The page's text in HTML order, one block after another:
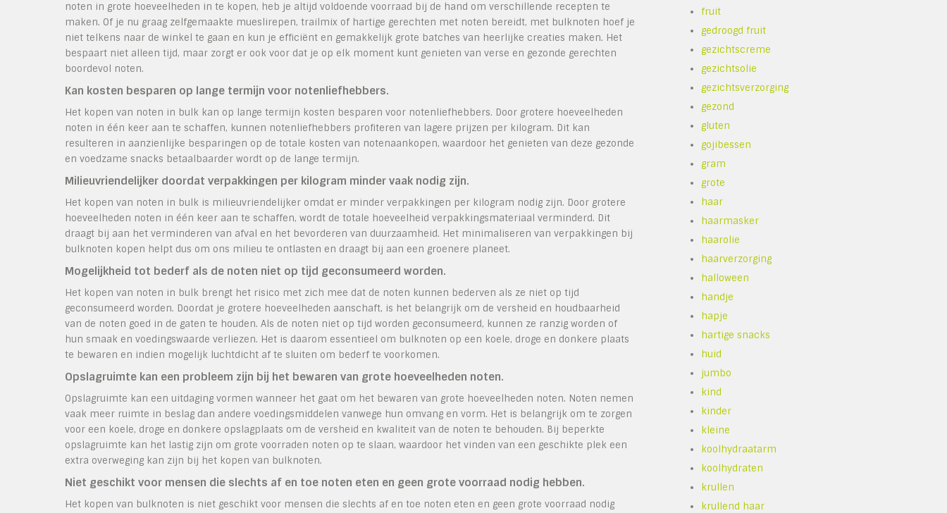
noten in grote hoeveelheden in te kopen, heb je altijd voldoende voorraad bij de hand om verschillende recepten te
maken. Of je nu graag zelfgemaakte mueslirepen, trailmix of hartige gerechten met noten bereidt, met bulknoten hoef je
niet telkens naar de winkel te gaan en kun je efficiënt en gemakkelijk grote batches van heerlijke creaties maken. Het
bespaart niet alleen tijd, maar zorgt er ook voor dat je op elk moment kunt genieten van verse en gezonde gerechten
boordevol noten.
Kan kosten besparen op lange termijn voor notenliefhebbers.
Het kopen van noten in bulk kan op lange termijn kosten besparen voor notenliefhebbers. Door grotere hoeveelheden
noten in één keer aan te schaffen, kunnen notenliefhebbers profiteren van lagere prijzen per kilogram. Dit kan
resulteren in aanzienlijke besparingen op de totale kosten van notenaankopen, waardoor het genieten van deze gezonde
en voedzame snacks betaalbaarder wordt op de lange termijn.
Milieuvriendelijker doordat verpakkingen per kilogram minder vaak nodig zijn.
Het kopen van noten in bulk is milieuvriendelijker omdat er minder verpakkingen per kilogram nodig zijn. Door grotere
hoeveelheden noten in één keer aan te schaffen, wordt de totale hoeveelheid verpakkingsmateriaal verminderd. Dit
draagt bij aan het verminderen van afval en het bevorderen van duurzaamheid. Het minimaliseren van verpakkingen bij
bulknoten kopen helpt dus om ons milieu te ontlasten en draagt bij aan een groenere planeet.
Mogelijkheid tot bederf als de noten niet op tijd geconsumeerd worden.
Het kopen van noten in bulk brengt het risico met zich mee dat de noten kunnen bederven als ze niet op tijd
geconsumeerd worden. Doordat je grotere hoeveelheden aanschaft, is het belangrijk om de versheid en houdbaarheid
van de noten goed in de gaten te houden. Als de noten niet op tijd worden geconsumeerd, kunnen ze ranzig worden of
hun smaak en voedingswaarde verliezen. Het is daarom essentieel om bulknoten op een koele, droge en donkere plaats
te bewaren en indien mogelijk luchtdicht af te sluiten om bederf te voorkomen.
Opslagruimte kan een probleem zijn bij het bewaren van grote hoeveelheden noten.
Opslagruimte kan een uitdaging vormen wanneer het gaat om het bewaren van grote hoeveelheden noten. Noten nemen
vaak meer ruimte in beslag dan andere voedingsmiddelen vanwege hun omvang en vorm. Het is belangrijk om te zorgen
voor een koele, droge en donkere opslagplaats om de versheid en kwaliteit van de noten te behouden. Bij beperkte
opslagruimte kan het lastig zijn om grote voorraden noten op te slaan, waardoor het vinden van een geschikte plek een
extra overweging kan zijn bij het kopen van bulknoten.
Niet geschikt voor mensen die slechts af en toe noten eten en geen grote voorraad nodig hebben.
Het kopen van bulknoten is niet geschikt voor mensen die slechts af en toe noten eten en geen grote voorraad nodig
fruit
gedroogd fruit
gezichtscreme
gezichtsolie
gezichtsverzorging
gezond
gluten
gojibessen
gram
grote
haar
haarmasker
haarolie
haarverzorging
halloween
handje
hapje
hartige snacks
huid
jumbo
kind
kinder
kleine
koolhydraatarm
koolhydraten
krullen
krullend haar